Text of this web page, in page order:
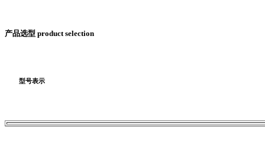
产品选型 product selection
型号表示